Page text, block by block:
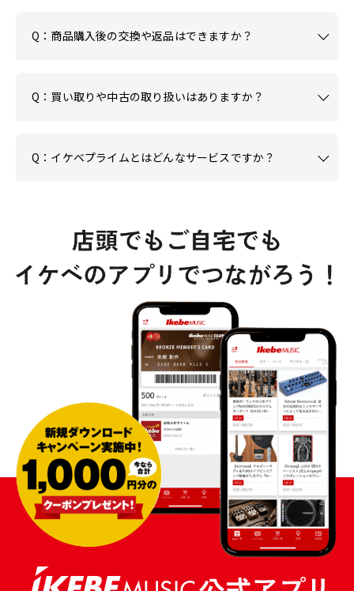
Q：商品購入後の交換や返品はできますか？
Q：買い取りや中古の取り扱いはありますか？
Q：イケベプライムとはどんなサービスですか？